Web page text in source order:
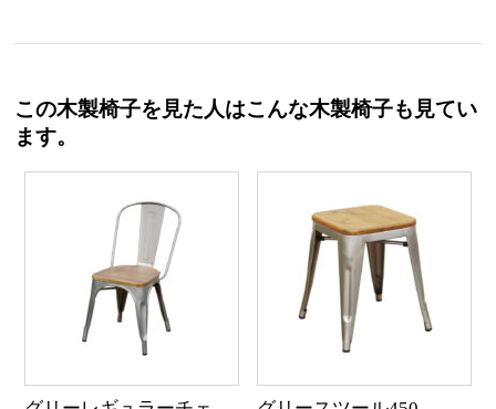
この木製椅子を見た人はこんな木製椅子も見てい
ます。